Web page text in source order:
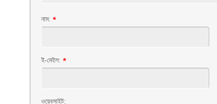
নাম: *
ই-মেইল: *
ওয়েবসাইট: